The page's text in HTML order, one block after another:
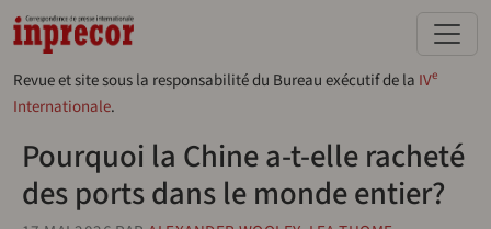
Aller au contenu principal
Revue et site sous la responsabilité du Bureau exécutif de la IVe
Internationale.
Pourquoi la Chine a-t-elle racheté
des ports dans le monde entier?